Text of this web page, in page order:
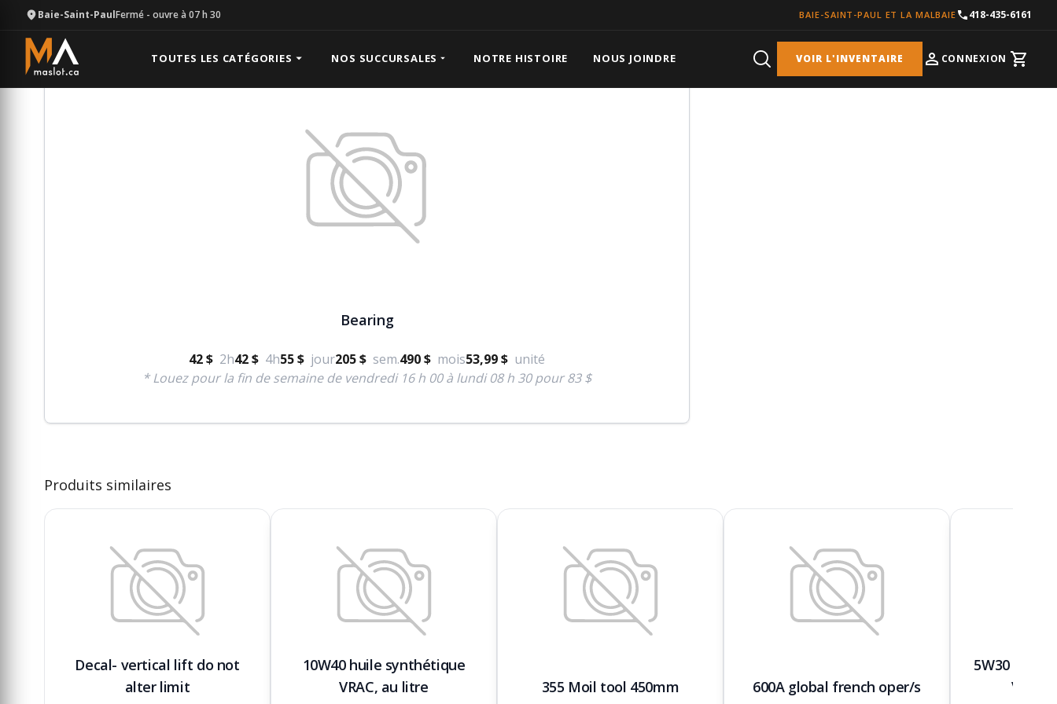
Baie-Saint-PaulFermé - ouvre à 07 h 30 BAIE-SAINT-PAUL ET LA MALBAIE 418-435-6161
TOUTES LES CATÉGORIES NOS SUCCURSALES NOTRE HISTOIRE NOUS JOINDRE VOIR L'INVENTAIRE CONNEXION Cart
Équipement Vente pour mécanique
Bearing
42 $ 2h42 $ 4h55 $ jour205 $ sem.490 $ mois53,99 $ unité
* Louez pour la fin de semaine de vendredi 16 h 00 à lundi 08 h 30 pour 83 $
Produits similaires
Decal- vertical lift do not
alter limit
10W40 huile synthétique
VRAC, au litre
355 Moil tool 450mm 600A global french oper/s
5W30 huile
VRAC